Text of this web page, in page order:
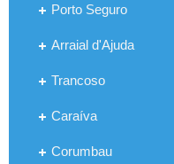
Porto Seguro
Arraial d'Ajuda
Trancoso
Caraíva
Corumbau